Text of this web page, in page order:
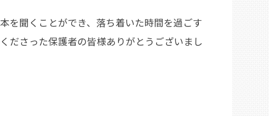
を聞くことができ、落ち着いた時間を過ごす
ださった保護者の皆様ありがとうございまし